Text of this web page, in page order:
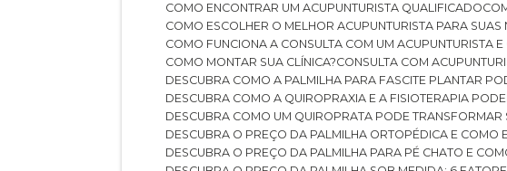
COMO ENCONTRAR UM ACUPUNTURISTA QUALIFICADO
COMO ESCOLHER O MELHOR ACUPUNTURISTA PARA
COMO FUNCIONA A CONSULTA COM UM ACUPUNTURISTA
COMO MONTAR SUA CLÍNICA?
CONSULTA COM
DESCUBRA COMO A PALMILHA PARA FASCITE PLANTAR
DESCUBRA COMO A QUIROPRAXIA E A FISIOTERAPIA
DESCUBRA COMO UM QUIROPRATA PODE TRANSFORMAR
DESCUBRA O PREÇO DA PALMILHA ORTOPÉDICA E COMO
DESCUBRA O PREÇO DA PALMILHA PARA PÉ CHATO E